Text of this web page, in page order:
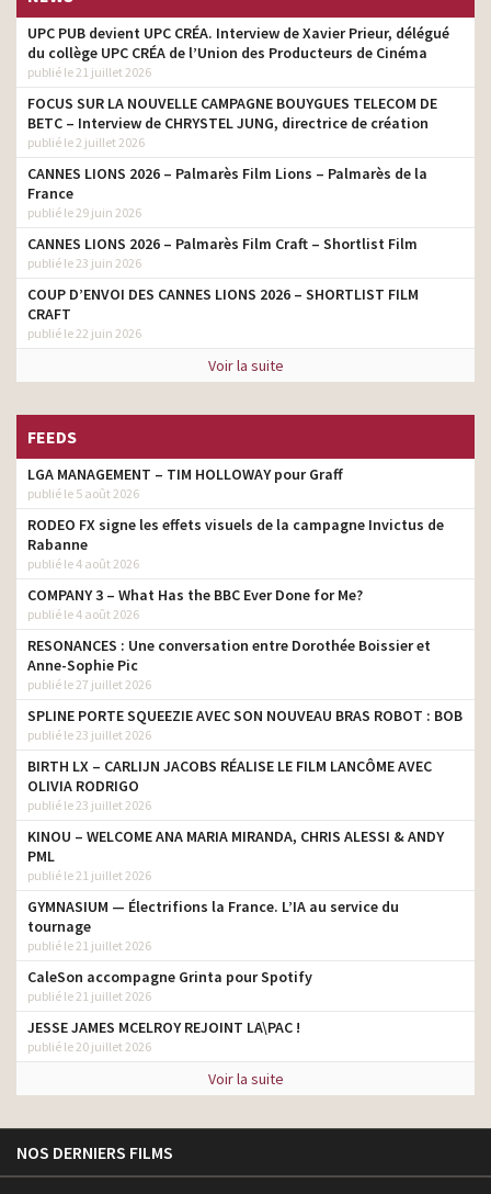
UPC PUB devient UPC CRÉA. Interview de Xavier Prieur, délégué
du collège UPC CRÉA de l’Union des Producteurs de Cinéma
publié le 21 juillet 2026
FOCUS SUR LA NOUVELLE CAMPAGNE BOUYGUES TELECOM DE
BETC – Interview de CHRYSTEL JUNG, directrice de création
publié le 2 juillet 2026
CANNES LIONS 2026 – Palmarès Film Lions – Palmarès de la
France
publié le 29 juin 2026
CANNES LIONS 2026 – Palmarès Film Craft – Shortlist Film
publié le 23 juin 2026
COUP D’ENVOI DES CANNES LIONS 2026 – SHORTLIST FILM
CRAFT
publié le 22 juin 2026
Voir la suite
FEEDS
LGA MANAGEMENT – TIM HOLLOWAY pour Graff
publié le 5 août 2026
RODEO FX signe les effets visuels de la campagne Invictus de
Rabanne
publié le 4 août 2026
COMPANY 3 – What Has the BBC Ever Done for Me?
publié le 4 août 2026
RESONANCES : Une conversation entre Dorothée Boissier et
Anne-Sophie Pic
publié le 27 juillet 2026
SPLINE PORTE SQUEEZIE AVEC SON NOUVEAU BRAS ROBOT : BOB
publié le 23 juillet 2026
BIRTH LX – CARLIJN JACOBS RÉALISE LE FILM LANCÔME AVEC
OLIVIA RODRIGO
publié le 23 juillet 2026
KINOU – WELCOME ANA MARIA MIRANDA, CHRIS ALESSI & ANDY
PML
publié le 21 juillet 2026
GYMNASIUM — Électrifions la France. L’IA au service du
tournage
publié le 21 juillet 2026
CaleSon accompagne Grinta pour Spotify
publié le 21 juillet 2026
JESSE JAMES MCELROY REJOINT LA\PAC !
publié le 20 juillet 2026
Voir la suite
NOS DERNIERS FILMS